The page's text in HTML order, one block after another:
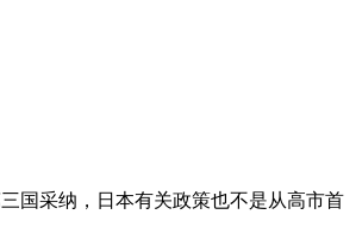
国采纳，日本有关政策也不是从高市首